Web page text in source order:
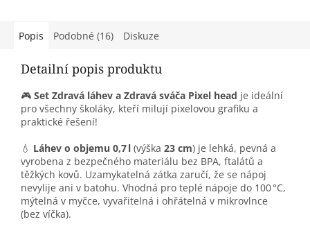
Popis Podobné (16) Diskuze
Detailní popis produktu
🎮 Set Zdravá láhev a Zdravá sváča Pixel head je ideální
pro všechny školáky, kteří milují pixelovou grafiku a
praktické řešení!
💧 Láhev o objemu 0,7 l (výška 23 cm) je lehká, pevná a
vyrobena z bezpečného materiálu bez BPA, ftalátů a
těžkých kovů. Uzamykatelná zátka zaručí, že se nápoj
nevylije ani v batohu. Vhodná pro teplé nápoje do 100 °C,
mýtelná v myčce, vyvařitelná i ohřátelná v mikrovlnce
(bez víčka).